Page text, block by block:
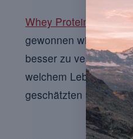
Whey Proteinist ein
gewonnen wird. Sich
besser zu verstehen.
welchem
geschätzten Begleiter